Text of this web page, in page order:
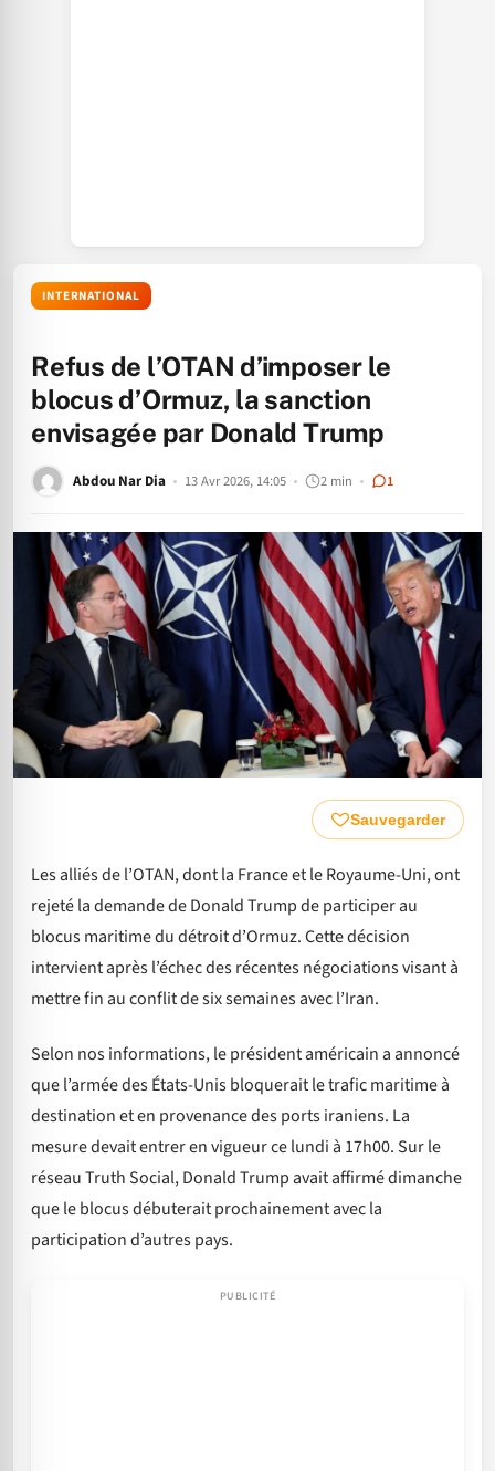
INTERNATIONAL
Refus de l’OTAN d’imposer le
blocus d’Ormuz, la sanction
envisagée par Donald Trump
Abdou Nar Dia 13 Avr 2026, 14:05 2 min 1
Sauvegarder
Les alliés de l’OTAN, dont la France et le Royaume-Uni, ont
rejeté la demande de Donald Trump de participer au
blocus maritime du détroit d’Ormuz. Cette décision
intervient après l’échec des récentes négociations visant à
mettre fin au conflit de six semaines avec l’Iran.
Selon nos informations, le président américain a annoncé
que l’armée des États-Unis bloquerait le trafic maritime à
destination et en provenance des ports iraniens. La
mesure devait entrer en vigueur ce lundi à 17h00. Sur le
réseau Truth Social, Donald Trump avait affirmé dimanche
que le blocus débuterait prochainement avec la
participation d’autres pays.